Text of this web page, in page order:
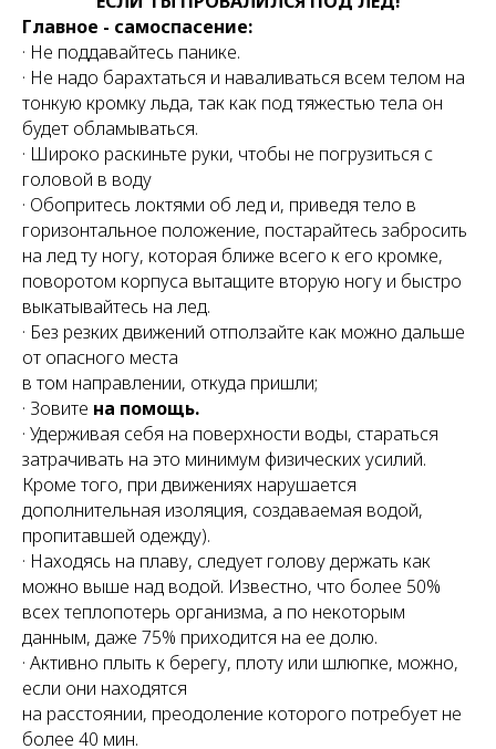
Главное - самоспасение:
· Не поддавайтесь панике.
· Не надо барахтаться и наваливаться всем телом на
тонкую кромку льда, так как под тяжестью тела он
будет обламываться.
· Широко раскиньте руки, чтобы не погрузиться с
головой в воду
· Обопритесь локтями об лед и, приведя тело в
горизонтальное положение, постарайтесь забросить
на лед ту ногу, которая ближе всего к его кромке,
поворотом корпуса вытащите вторую ногу и быстро
выкатывайтесь на лед.
· Без резких движений отползайте как можно дальше
от опасного места
в том направлении, откуда пришли;
· Зовите на помощь.
· Удерживая себя на поверхности воды, стараться
затрачивать на это минимум физических усилий.
Кроме того, при движениях нарушается
дополнительная изоляция, создаваемая водой,
пропитавшей одежду).
· Находясь на плаву, следует голову держать как
можно выше над водой. Известно, что более 50%
всех теплопотерь организма, а по некоторым
данным, даже 75% приходится на ее долю.
· Активно плыть к берегу, плоту или шлюпке, можно,
если они находятся
на расстоянии, преодоление которого потребует не
более 40 мин.